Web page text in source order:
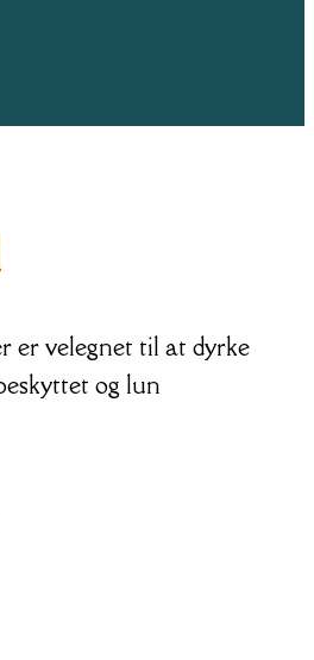
er velegnet til at dyrke
og lun